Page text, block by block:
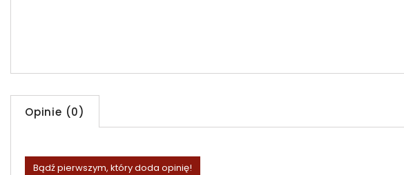
Opinie (0)
Bądź pierwszym, który doda opinię!